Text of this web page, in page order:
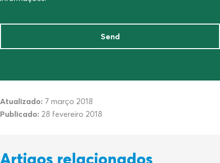
Send
Atualizado: 7 março 2018
Publicado: 28 fevereiro 2018
Artigos relacionados